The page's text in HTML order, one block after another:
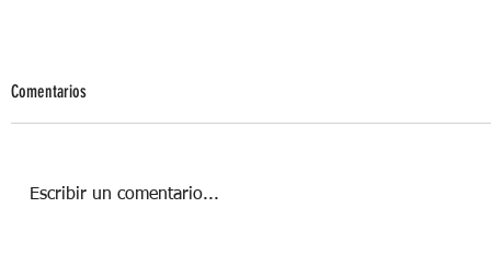
Comentarios
Escribir un comentario...